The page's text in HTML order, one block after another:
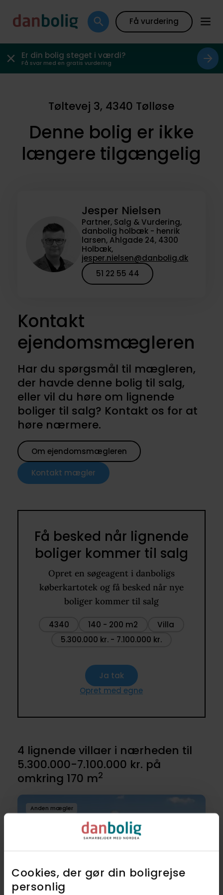
Cookies, der gør din boligrejse
personlig​
Få vurdering
Er din bolig steget i værdi?
Få svar med en gratis vurdering
Tøltevej 3, 4340 Tølløse
Denne bolig er ikke
længere tilgængelig
Jesper Nielsen
Partner, Salg & Vurdering,
danbolig holbæk - henrik
larsen, Ahlgade 24, 4300
Holbæk,
jesper.nielsen@danbolig.dk
51 22 55 44
Kontakt
ejendomsmægleren
Har du spørgsmål til mægleren,
der havde denne bolig til salg,
eller vil du høre om lignende
boliger til salg? Kontakt os for at
høre nærmere.
Om ejendomsmægleren
Kontakt mægler
Få besked når lignende
boliger kommer til salg
Opret en søgeagent i danboligs
køberkartotek og få besked når nye
boliger kommer til salg
4340 140 - 200 m2
Villa
5.300.000 kr. - 7.100.000 kr.
Ja tak
Opret med egne
4 lignende villaer i nærheden til
5.300.000-7.100.000 kr. på
omkring 170 m2
Anden mægler